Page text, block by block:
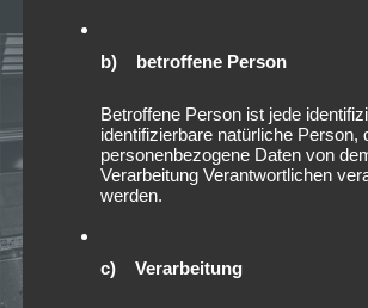
b) betroffene Person
Betroffene Person ist jede
identifizierbare natürliche Person,
personenbezogene Daten von
Verarbeitung Verantwortlichen
werden.
c) Verarbeitung